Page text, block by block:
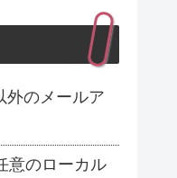
外のメールア
意のローカル